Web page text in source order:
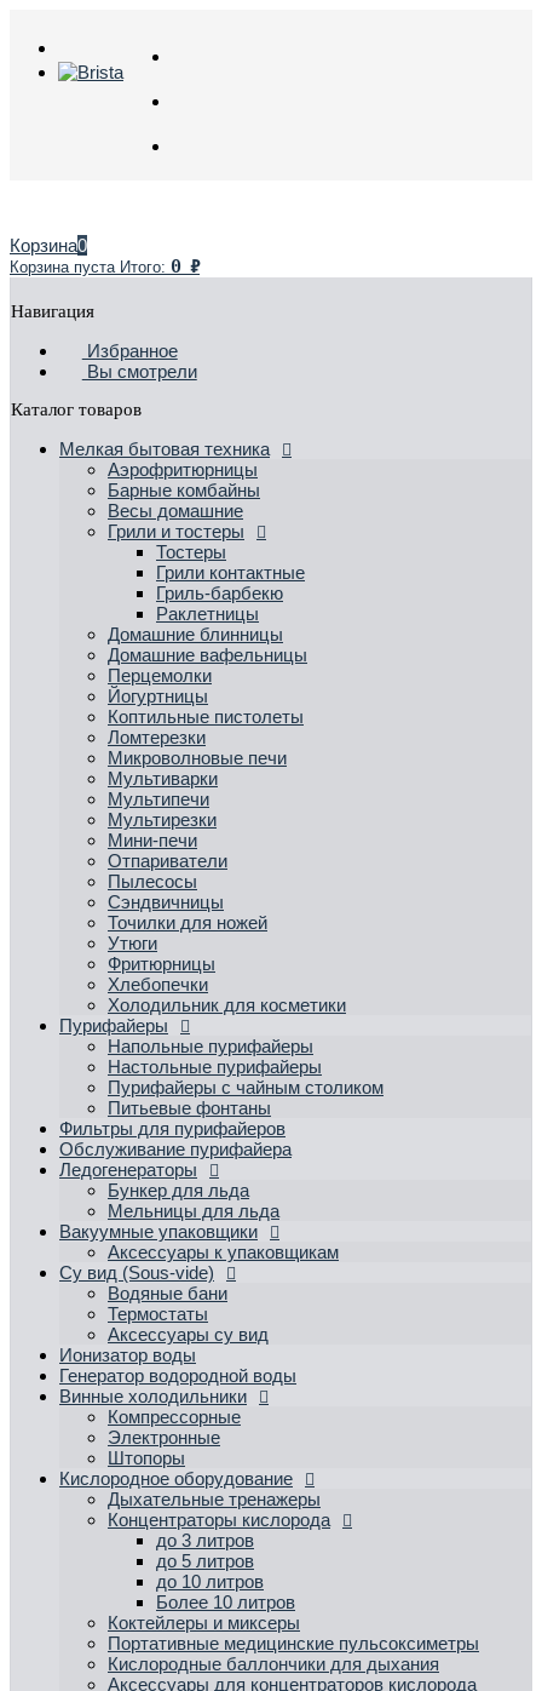
Корзина0
Корзина пуста Итого: 0 ₽
Навигация
Избранное
Вы смотрели
Каталог товаров
Мелкая бытовая техника
Аэрофритюрницы
Барные комбайны
Весы домашние
Грили и тостеры
Тостеры
Грили контактные
Гриль-барбекю
Раклетницы
Домашние блинницы
Домашние вафельницы
Перцемолки
Йогуртницы
Коптильные пистолеты
Ломтерезки
Микроволновые печи
Мультиварки
Мультипечи
Мультирезки
Мини-печи
Отпариватели
Пылесосы
Сэндвичницы
Точилки для ножей
Утюги
Фритюрницы
Хлебопечки
Холодильник для косметики
Пурифайеры
Напольные пурифайеры
Настольные пурифайеры
Пурифайеры с чайным столиком
Питьевые фонтаны
Фильтры для пурифайеров
Обслуживание пурифайера
Ледогенераторы
Бункер для льда
Мельницы для льда
Вакуумные упаковщики
Аксессуары к упаковщикам
Су вид (Sous-vide)
Водяные бани
Термостаты
Аксессуары су вид
Ионизатор воды
Генератор водородной воды
Винные холодильники
Компрессорные
Электронные
Штопоры
Кислородное оборудование
Дыхательные тренажеры
Концентраторы кислорода
до 3 литров
до 5 литров
до 10 литров
Более 10 литров
Коктейлеры и миксеры
Портативные медицинские пульсоксиметры
Кислородные баллончики для дыхания
Аксессуары для концентраторов кислорода